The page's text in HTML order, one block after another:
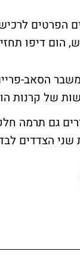
כ-10% מהחטיבה לאחר
הסאב-
של קרנות
גם תרמה
שני הצדדים